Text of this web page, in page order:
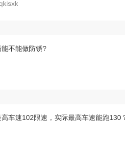
不能做防锈?
车速102限速，实际最高车速能跑130